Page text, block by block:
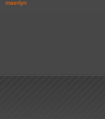
maerlyn